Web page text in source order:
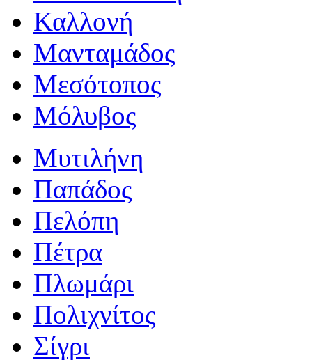
Καλλονή
Μανταμάδος
Μεσότοπος
Μόλυβος
Μυτιλήνη
Παπάδος
Πελόπη
Πέτρα
Πλωμάρι
Πολιχνίτος
Σίγρι